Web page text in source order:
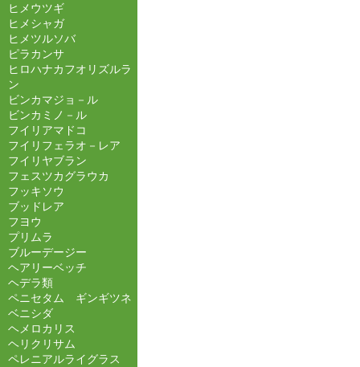
ヒメウツギ
ヒメシャガ
ヒメツルソバ
ピラカンサ
ヒロハナカフオリズルラ
ン
ビンカマジョ－ル
ビンカミノ－ル
フイリアマドコ
フイリフェラオ－レア
フイリヤブラン
フェスツカグラウカ
フッキソウ
ブッドレア
フヨウ
プリムラ
ブルーデージー
ヘアリーベッチ
ヘデラ類
ペニセタム ギンギツネ
ベニシダ
ヘメロカリス
ヘリクリサム
ペレニアルライグラス